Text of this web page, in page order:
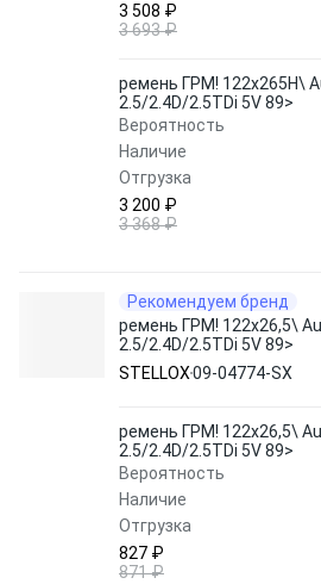
3 508 ₽
3 693 ₽
ремень ГРМ! 122x265H\
2.5/2.4D/2.5TDi 5V 89>
Вероятность
Наличие
Отгрузка
3 200 ₽
3 368 ₽
Рекомендуем бренд
ремень ГРМ! 122x26,5\
2.5/2.4D/2.5TDi 5V 89>
STELLOX09-04774-SX
ремень ГРМ! 122x26,5\
2.5/2.4D/2.5TDi 5V 89>
Вероятность
Наличие
Отгрузка
827 ₽
871 ₽